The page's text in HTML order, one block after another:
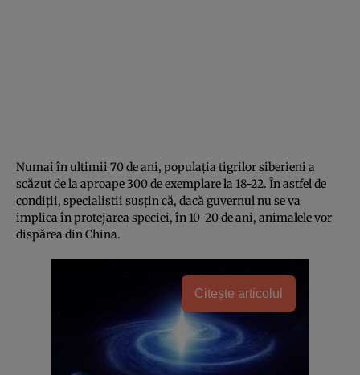
Numai în ultimii 70 de ani, populaţia tigrilor siberieni a
scăzut de la aproape 300 de exemplare la 18-22. În astfel de
condiţii, specialiştii susţin că, dacă guvernul nu se va
implica în protejarea speciei, în 10-20 de ani, animalele vor
dispărea din China.
Citește articolul